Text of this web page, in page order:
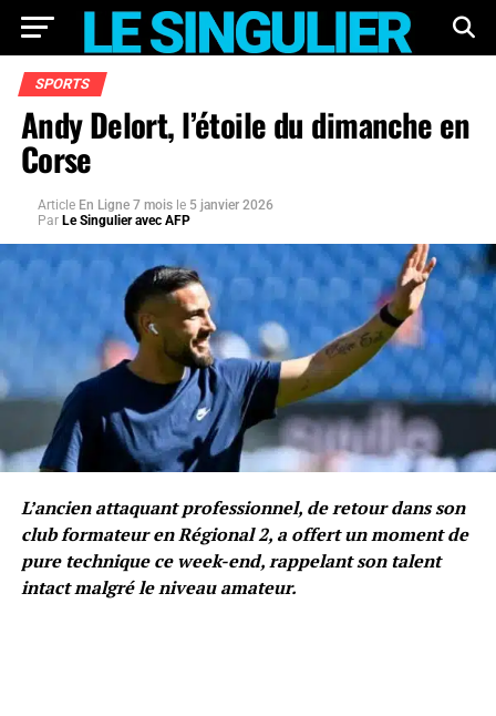
SPORTS
Andy Delort, l’étoile du dimanche en
Corse
Article En Ligne 7 mois le 5 janvier 2026
Par Le Singulier avec AFP
L’ancien attaquant professionnel, de retour dans son
club formateur en Régional 2, a offert un moment de
pure technique ce week-end, rappelant son talent
intact malgré le niveau amateur.